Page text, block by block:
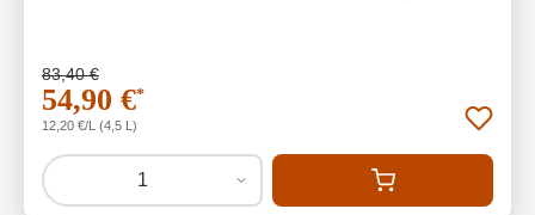
83,40 €
54,90 €*
12,20 €/L (4,5 L)
1